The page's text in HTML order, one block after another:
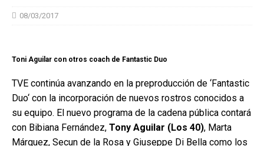
08/03/2017
Toni Aguilar con otros coach de Fantastic Duo
TVE continúa avanzando en la preproducción de ‘Fantastic
Duo‘ con la incorporación de nuevos rostros conocidos a
su equipo. El nuevo programa de la cadena pública contará
con Bibiana Fernández, Tony Aguilar (Los 40), Marta
Márquez, Secun de la Rosa y Giuseppe Di Bella como los